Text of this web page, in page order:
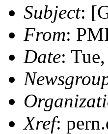
Subject:
From:
Date:
Xref: